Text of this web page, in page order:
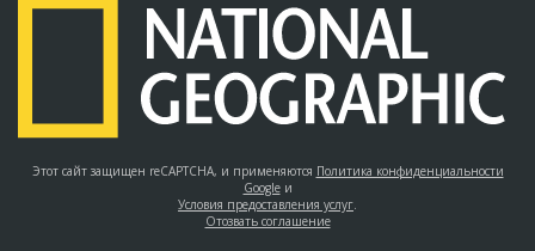
Этот сайт защищен reCAPTCHA, и применяются Политика конфиденциальности
Googleи
Условия предоставления услуг.
Отозвать соглашение